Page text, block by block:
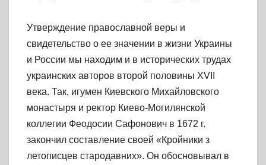
Утверждение православной веры и
свидетельство о ее значении в жизни Украины
и России мы находим и в исторических трудах
украинских авторов второй половины XVII
века. Так, игумен Киевского Михайловского
монастыря и ректор Киево-Могилянской
коллегии Феодосии Сафонович в 1672 г.
закончил составление своей «Кройники з
летописцев стародавних». Он обосновывал в